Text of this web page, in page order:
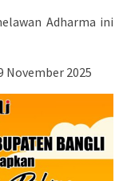
Adharma ini
November 2025